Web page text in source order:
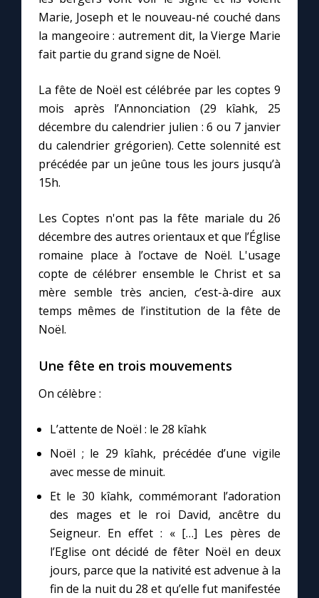
Les premiers samedis du mois
Marie qui défait les nœuds
Me consacrer à Jésus par Marie
Mes intentions de prière
Une Minute avec Marie
À la une
1000 Raisons de Croire
Chapelet pour le monde
Contact
Marie de Nazareth
Marie, Joseph et le nouveau-né couché dans
la mangeoire : autrement dit, la Vierge Marie
fait partie du grand signe de Noël.
La fête de Noël est célébrée par les coptes 9
mois après l’Annonciation (29 kîahk, 25
décembre du calendrier julien : 6 ou 7 janvier
du calendrier grégorien). Cette solennité est
précédée par un jeûne tous les jours jusqu’à
15h.
Les Coptes n'ont pas la fête mariale du 26
décembre des autres orientaux et que l’Église
romaine place à l’octave de Noël. L'usage
copte de célébrer ensemble le Christ et sa
mère semble très ancien, c’est-à-dire aux
temps mêmes de l’institution de la fête de
Noël.
Une fête en trois mouvements
On célèbre :
L’attente de Noël : le 28 kîahk
Noël ; le 29 kîahk, précédée d’une vigile
avec messe de minuit.
Et le 30 kîahk, commémorant l’adoration
des mages et le roi David, ancêtre du
Seigneur. En effet : « […] Les pères de
l’Eglise ont décidé de fêter Noël en deux
jours, parce que la nativité est advenue à la
fin de la nuit du 28 et qu’elle fut manifestée